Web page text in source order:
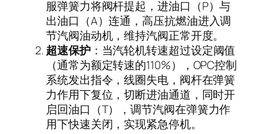
服弹簧力将阀杆提起，进油口（P）与
出油口（A）连通，高压抗燃油进入调
节汽阀油动机，维持汽阀正常开度。
超速保护：当汽轮机转速超过设定阈值
（通常为额定转速的110%）， OPC控制
系统发出指令，线圈失电，阀杆在弹簧
力作用下复位，切断进油通道，同时开
启回油口（T），调节汽阀在弹簧力作
用下快速关闭，实现紧急停机。